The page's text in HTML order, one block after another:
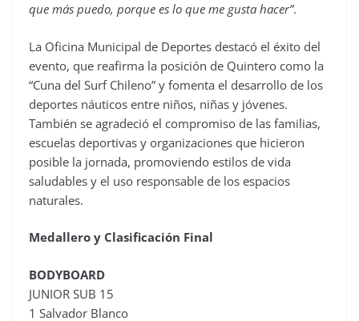
que más puedo, porque es lo que me gusta hacer”.
La Oficina Municipal de Deportes destacó el éxito del
evento, que reafirma la posición de Quintero como la
“Cuna del Surf Chileno” y fomenta el desarrollo de los
deportes náuticos entre niños, niñas y jóvenes.
También se agradeció el compromiso de las familias,
escuelas deportivas y organizaciones que hicieron
posible la jornada, promoviendo estilos de vida
saludables y el uso responsable de los espacios
naturales.
Medallero y Clasificación Final
BODYBOARD
JUNIOR SUB 15
1 Salvador Blanco